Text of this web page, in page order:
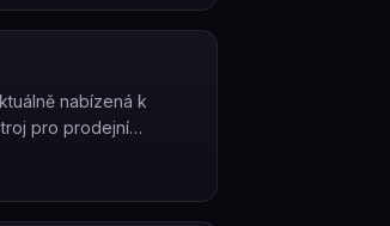
nabízená k
pro prodejní